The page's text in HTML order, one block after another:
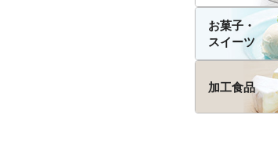
お菓子・
スイーツ
加工食品